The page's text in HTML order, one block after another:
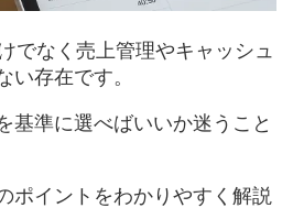
でなく売上管理やキャッシュ
い存在です。
基準に選べばいいか迷うこと
ポイントをわかりやすく解説